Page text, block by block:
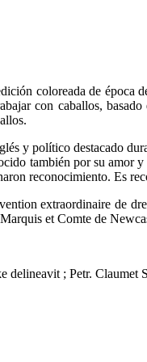
coloreada de
con caballos,
y político destacado
también por su amor
reconocimiento. Es
extraordinaire de
et Comte de
delineavit ; Petr. Claumet